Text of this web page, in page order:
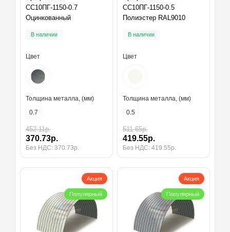
СС10ПГ-1150-0.7
Оцинкованный
В наличии
Цвет
Толщина металла, (мм)
0.7
452.11р.
370.73р.
Без НДС: 370.73р.
СС10ПГ-1150-0.5
Полиэстер RAL9010
В наличии
Цвет
Толщина металла, (мм)
0.5
511.65р.
419.55р.
Без НДС: 419.55р.
Акция
Популярный
Акция
Популярный